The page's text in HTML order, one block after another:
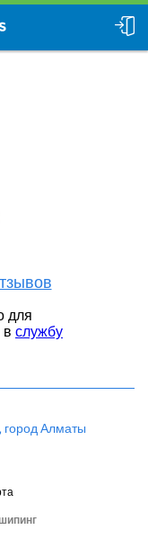
для
в службу
город Алматы